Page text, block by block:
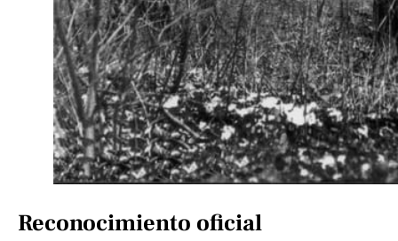
Reconocimiento oficial